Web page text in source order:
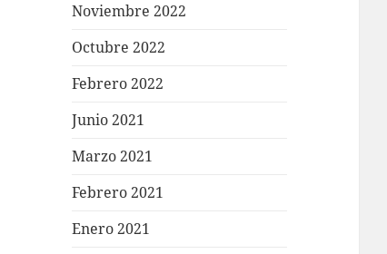
Noviembre 2022
Octubre 2022
Febrero 2022
Junio 2021
Marzo 2021
Febrero 2021
Enero 2021